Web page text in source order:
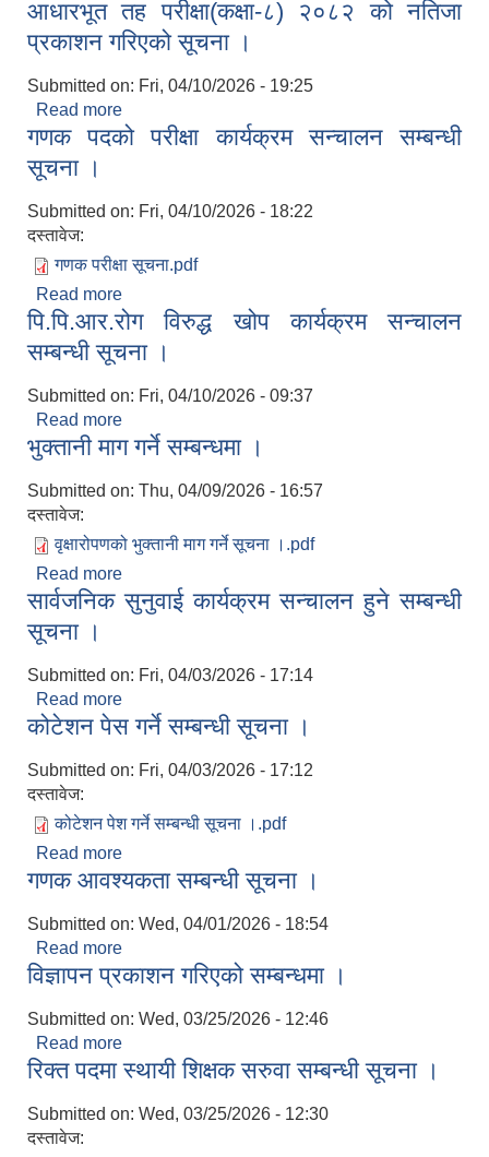
आधारभूत तह परीक्षा(कक्षा-८) २०८२ को नतिजा
प्रकाशन गरिएको सूचना ।
Submitted on: Fri, 04/10/2026 - 19:25
Read more
प्रकाशन गरिएको सूचना ।
गणक पदको परीक्षा कार्यक्रम सन्चालन सम्बन्धी
सूचना ।
Submitted on: Fri, 04/10/2026 - 18:22
दस्तावेज:
गणक परीक्षा सूचना.pdf
Read more
सूचना ।
पि.पि.आर.रोग विरुद्ध खोप कार्यक्रम सन्चालन
सम्बन्धी सूचना ।
Submitted on: Fri, 04/10/2026 - 09:37
Read more
सम्बन्धी सूचना ।
भुक्तानी माग गर्ने सम्बन्धमा ।
Submitted on: Thu, 04/09/2026 - 16:57
दस्तावेज:
वृक्षारोपणको भुक्तानी माग गर्ने सूचना ।.pdf
Read more
सार्वजनिक सुनुवाई कार्यक्रम सन्चालन हुने सम्बन्धी
सूचना ।
Submitted on: Fri, 04/03/2026 - 17:14
Read more
सूचना ।
कोटेशन पेस गर्ने सम्बन्धी सूचना ।
Submitted on: Fri, 04/03/2026 - 17:12
दस्तावेज:
कोटेशन पेश गर्ने सम्बन्धी सूचना ।.pdf
Read more
गणक आवश्यकता सम्बन्धी सूचना ।
Submitted on: Wed, 04/01/2026 - 18:54
Read more
विज्ञापन प्रकाशन गरिएको सम्बन्धमा ।
Submitted on: Wed, 03/25/2026 - 12:46
Read more
रिक्त पदमा स्थायी शिक्षक सरुवा सम्बन्धी सूचना ।
Submitted on: Wed, 03/25/2026 - 12:30
दस्तावेज: